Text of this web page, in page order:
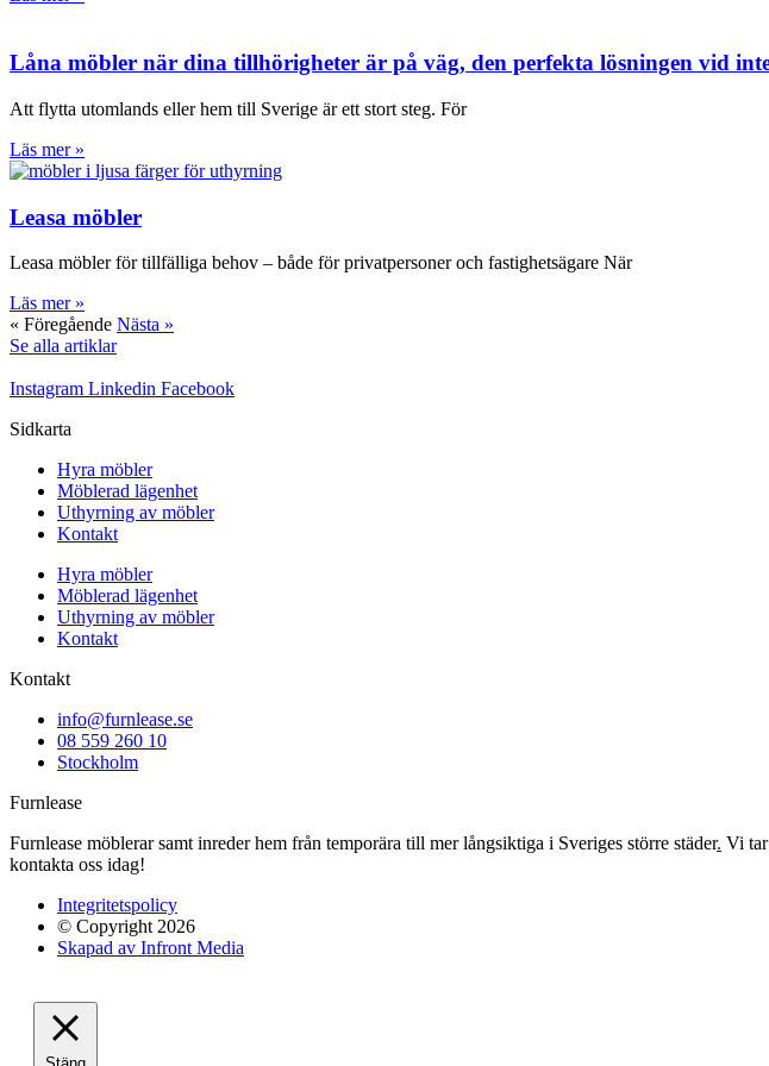
Låna möbler när dina tillhörigheter är på väg, den perfekta lösningen vid
Att flytta utomlands eller hem till Sverige är ett stort steg. För
Läs mer »
Leasa möbler
Leasa möbler för tillfälliga behov – både för privatpersoner och fastighetsägare När
Läs mer »
« Föregående Nästa »
Se alla artiklar
Instagram Linkedin Facebook
Sidkarta
Hyra möbler
Möblerad lägenhet
Uthyrning av möbler
Kontakt
Hyra möbler
Möblerad lägenhet
Uthyrning av möbler
Kontakt
Kontakt
info@furnlease.se
08 559 260 10
Stockholm
Furnlease
Furnlease möblerar samt inreder hem från temporära till mer långsiktiga i Sveriges större städer. Vi
kontakta oss idag!
Integritetspolicy
© Copyright 2026
Skapad av Infront Media